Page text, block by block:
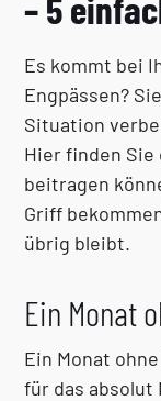
Es kommt bei
Engpässen?
Situation
Hier finden Sie
beitragen
Griff
übrig bleibt.
Ein Monat
Ein Monat
für das absolut